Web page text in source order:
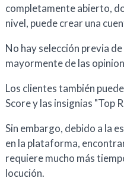
completamente abierto,
nivel, puede crear una
No hay selección previa
mayormente de las
Los clientes también
Score y las insignias "Top
Sin embargo, debido a la
en la plataforma,
requiere mucho más
locución.